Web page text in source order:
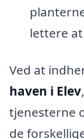
lettere
Ved at
haven i Elev
tjenesterne
de